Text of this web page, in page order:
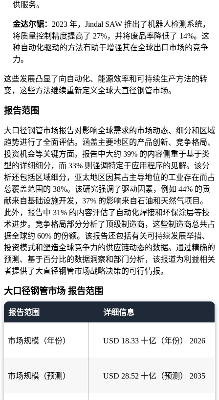
供服务。
金达尔锯： 2023 年，Jindal SAW 推出了机器人检测系统，
将质量控制精度提高了 27%，并将废品率降低了 14%。这
种自动化驱动的方法有助于增强其在全球出口市场的竞争
力。
这些发展凸显了向自动化、能源效率和可持续生产方法的转
变，这些方法继续重新定义全球大直径钢管市场。
报告范围
大口径钢管市场报告对影响全球需求的市场动态、细分和区域
趋势进行了全面评估。涵盖主要地区的产品创新、竞争格局、
投资机会等关键方面。报告中大约 39% 的内容侧重于基于类
型的详细细分，而 33% 则强调特定于应用程序的见解。该分
析还包括区域细分，亚太地区因其占主导地位的工业存在而占
总覆盖范围的 38%。该研究强调了驱动因素，例如 44% 的贡
献来自基础设施开发，37% 的影响来自石油和天然气项目。
此外，报告中 31% 的内容评估了自动化焊接和环保涂层等技
术进步。竞争格局部分分析了顶级制造商，这些制造商总共占
据全球约 60% 的份额。该报告还包括有关可持续发展举措、
投资模式和塑造全球竞争力的供应链动态的数据。通过精确的
预测、基于百分比的数据洞察和部门分析，该报道为利益相关
者提供了大直径钢管市场战略决策的可行情报。
大口径钢管市场 报告范围
报告范围 详细信息
市场规模（年份） USD 18.33 十亿（年份） 2026
市场规模（预测） USD 28.52 十亿（预测） 2035